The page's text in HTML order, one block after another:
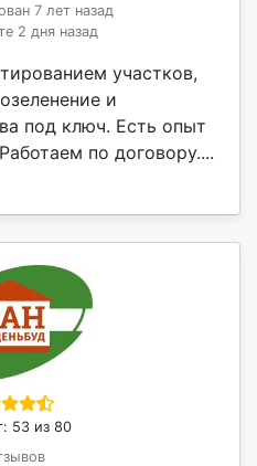
7 лет назад
2 дня назад
участков,
и
под ключ. Есть опыт
по договору....
53 из 80